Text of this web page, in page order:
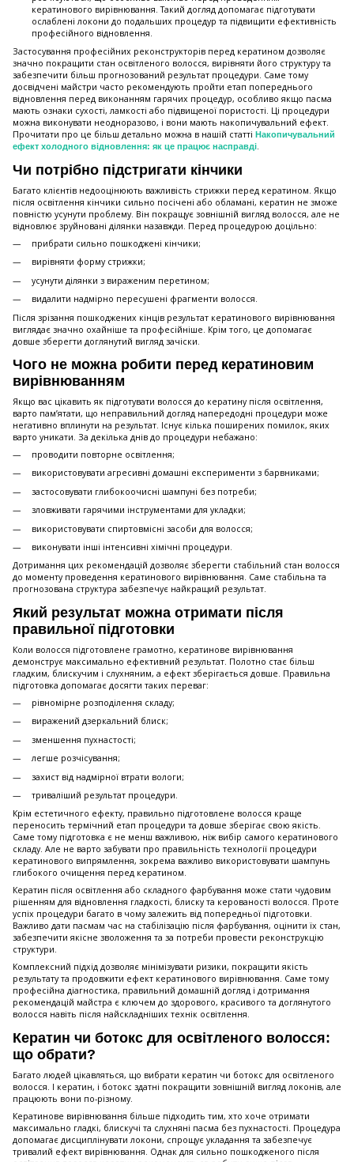
кератинового вирівнювання. Такий догляд допомагає підготувати
ослаблені локони до подальших процедур та підвищити ефективність
професійного відновлення.
Застосування професійних реконструкторів перед кератином дозволяє
значно покращити стан освітленого волосся, вирівняти його структуру та
забезпечити більш прогнозований результат процедури. Саме тому
досвідчені майстри часто рекомендують пройти етап попереднього
відновлення перед виконанням гарячих процедур, особливо якщо пасма
мають ознаки сухості, ламкості або підвищеної пористості. Ці процедури
можна виконувати неодноразово, і вони мають накопичувальний ефект.
Прочитати про це більш детально можна в нашій статті Накопичувальний
ефект холодного відновлення: як це працює насправді.
Чи потрібно підстригати кінчики
Багато клієнтів недооцінюють важливість стрижки перед кератином. Якщо
після освітлення кінчики сильно посічені або обламані, кератин не зможе
повністю усунути проблему. Він покращує зовнішній вигляд волосся, але не
відновлює зруйновані ділянки назавжди. Перед процедурою доцільно:
прибрати сильно пошкоджені кінчики;
вирівняти форму стрижки;
усунути ділянки з вираженим перетином;
видалити надмірно пересушені фрагменти волосся.
Після зрізання пошкоджених кінців результат кератинового вирівнювання
виглядає значно охайніше та професійніше. Крім того, це допомагає
довше зберегти доглянутий вигляд зачіски.
Чого не можна робити перед кератиновим
вирівнюванням
Якщо вас цікавить як підготувати волосся до кератину після освітлення,
варто пам’ятати, що неправильний догляд напередодні процедури може
негативно вплинути на результат. Існує кілька поширених помилок, яких
варто уникати. За декілька днів до процедури небажано:
проводити повторне освітлення;
використовувати агресивні домашні експерименти з барвниками;
застосовувати глибокоочисні шампуні без потреби;
зловживати гарячими інструментами для укладки;
використовувати спиртовмісні засоби для волосся;
виконувати інші інтенсивні хімічні процедури.
Дотримання цих рекомендацій дозволяє зберегти стабільний стан волосся
до моменту проведення кератинового вирівнювання. Саме стабільна та
прогнозована структура забезпечує найкращий результат.
Який результат можна отримати після
правильної підготовки
Коли волосся підготовлене грамотно, кератинове вирівнювання
демонструє максимально ефективний результат. Полотно стає більш
гладким, блискучим і слухняним, а ефект зберігається довше. Правильна
підготовка допомагає досягти таких переваг:
рівномірне розподілення складу;
виражений дзеркальний блиск;
зменшення пухнастості;
легше розчісування;
захист від надмірної втрати вологи;
триваліший результат процедури.
Крім естетичного ефекту, правильно підготовлене волосся краще
переносить термічний етап процедури та довше зберігає свою якість.
Саме тому підготовка є не менш важливою, ніж вибір самого кератинового
складу. Але не варто забувати про правильність технології процедури
кератинового випрямлення, зокрема важливо використовувати шампунь
глибокого очищення перед кератином.
Кератин після освітлення або складного фарбування може стати чудовим
рішенням для відновлення гладкості, блиску та керованості волосся. Проте
успіх процедури багато в чому залежить від попередньої підготовки.
Важливо дати пасмам час на стабілізацію після фарбування, оцінити їх стан,
забезпечити якісне зволоження та за потреби провести реконструкцію
структури.
Комплексний підхід дозволяє мінімізувати ризики, покращити якість
результату та продовжити ефект кератинового вирівнювання. Саме тому
професійна діагностика, правильний домашній догляд і дотримання
рекомендацій майстра є ключем до здорового, красивого та доглянутого
волосся навіть після найскладніших технік освітлення.
Кератин чи ботокс для освітленого волосся:
що обрати?
Багато людей цікавляться, що вибрати кератин чи ботокс для освітленого
волосся. І кератин, і ботокс здатні покращити зовнішній вигляд локонів, але
працюють вони по-різному.
Кератинове вирівнювання більше підходить тим, хто хоче отримати
максимально гладкі, блискучі та слухняні пасма без пухнастості. Процедура
допомагає дисциплінувати локони, спрощує укладання та забезпечує
тривалий ефект вирівнювання. Однак для сильно пошкодженого після